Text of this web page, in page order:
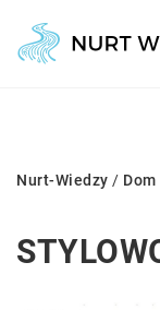
Nurt-Wiedzy /